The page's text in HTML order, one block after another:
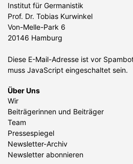
Institut für Germanistik
Prof. Dr. Tobias Kurwinkel
Von-Melle-Park 6
20146 Hamburg
Diese E-Mail-Adresse ist vor
muss JavaScript eingeschaltet sein.
Über Uns
Wir
Beiträgerinnen und Beiträger
Team
Pressespiegel
Newsletter-Archiv
Newsletter abonnieren